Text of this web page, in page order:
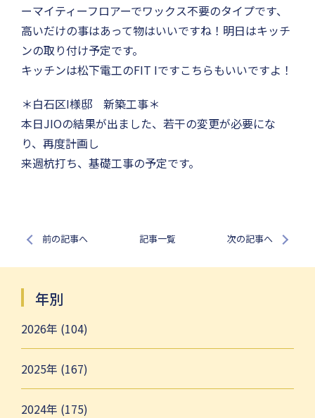
ーマイティーフロアーでワックス不要のタイプです、
高いだけの事はあって物はいいですね！明日はキッチ
ンの取り付け予定です。
キッチンは松下電工のFIT Iですこちらもいいですよ！
＊白石区I様邸 新築工事＊
本日JIOの結果が出ました、若干の変更が必要にな
り、再度計画し
来週杭打ち、基礎工事の予定です。
前の記事へ 記事一覧 次の記事へ
年別
2026年 (104)
2025年 (167)
2024年 (175)